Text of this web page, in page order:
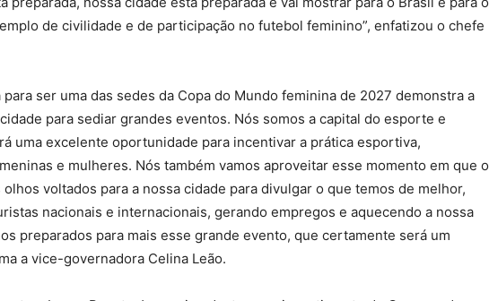
de civilidade e de participação no futebol feminino”, enfatizou o chefe
para ser uma das sedes da Copa do Mundo feminina de 2027 demonstra a
para sediar grandes eventos. Nós somos a capital do esporte e
uma excelente oportunidade para incentivar a prática esportiva,
e mulheres. Nós também vamos aproveitar esse momento em que o
voltados para a nossa cidade para divulgar o que temos de melhor,
nacionais e internacionais, gerando empregos e aquecendo a nossa
preparados para mais esse grande evento, que certamente será um
a vice-governadora Celina Leão.